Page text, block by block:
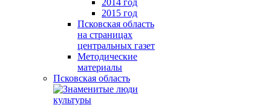
2014 год
2015 год
Псковская область
на страницах
центральных газет
Методические
материалы
Псковская область